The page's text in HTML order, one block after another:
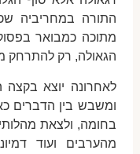
התורה במחריביה
מתוכה כמבואר
הגאולה, רק להתרחק
לאחרונה יוצא
ומשבש בין הדברים
בחומה, ולצאת
מהערבים ועוד